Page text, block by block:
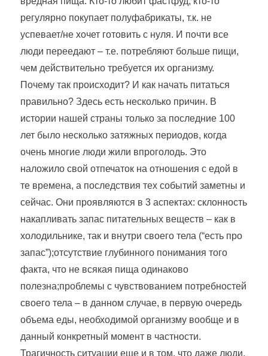
регулярно покупает полуфабрикаты, т.к. не
успевает/не хочет готовить с нуля. И почти все
люди переедают – т.е. потребляют больше пищи,
чем действительно требуется их организму.
Почему так происходит? И как начать питаться
правильно? Здесь есть несколько причин. В
истории нашей страны только за последние 100
лет было несколько затяжных периодов, когда
очень многие люди жили впроголодь. Это
наложило свой отпечаток на отношения с едой в
те времена, а последствия тех событий заметны и
сейчас. Они проявляются в 3 аспектах: склонность
накапливать запас питательных веществ – как в
холодильнике, так и внутри своего тела (“есть про
запас”);отсутствие глубинного понимания того
факта, что не всякая пища одинаково
полезна;проблемы с чувствованием потребностей
своего тела – в данном случае, в первую очередь
объема еды, необходимой организму вообще и в
данный конкретный момент в частности.
Трагичность ситуации еще и в том, что даже люди,